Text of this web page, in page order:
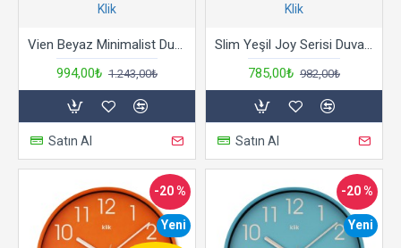
Klik
994,00₺ 1.243,00₺
Satın Al
Klik
785,00₺ 982,00₺
Satın Al
Yeni
-20 %
Yeni
-20 %